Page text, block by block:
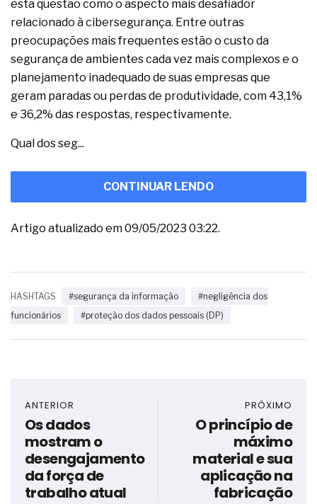
esta questão como o aspecto mais desafiador
relacionado à cibersegurança. Entre outras
preocupações mais frequentes estão o custo da
segurança de ambientes cada vez mais complexos e o
planejamento inadequado de suas empresas que
geram paradas ou perdas de produtividade, com 43,1%
e 36,2% das respostas, respectivamente.
Qual dos seg...
CONTINUAR LENDO
Artigo atualizado em 09/05/2023 03:22.
HASHTAGS #segurança da informação
#negligência dos
funcionários
#proteção dos dados pessoais (DP)
ANTERIOR
Os dados
mostram o
desengajamento
da força de
trabalho atual
PRÓXIMO
O princípio de
máximo
material e sua
aplicação na
fabricação